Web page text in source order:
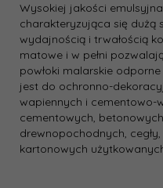
Wysokiej jakości
charakteryzująca się dużą
wydajnością i trwałością
matowe i w pełni
powłoki malarskie
jest do ochronno-
wapiennych i cementowo-
cementowych,
drewnopochodnych,
kartonowych